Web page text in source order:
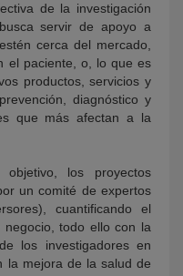
de la investigación
servir de apoyo a
cerca del mercado,
el paciente, o, lo que es
productos, servicios y
diagnóstico y
que más afectan a la
los proyectos
un comité de expertos
cuantificando el
todo ello con la
los investigadores en
la mejora de la salud de